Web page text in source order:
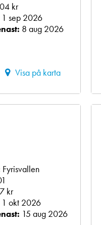
kr
1 sep 2026
8 aug 2026
Visa på karta
Fyrisvallen
kr
1 okt 2026
15 aug 2026